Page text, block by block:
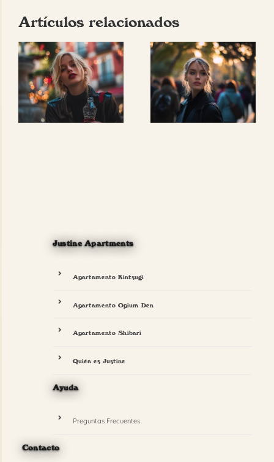
Artículos relacionados
Justine Apartments
Apartamento Kintsugi
Apartamento Opium Den
Apartamento Shibari
Quién es Justine
Ayuda
Preguntas Frecuentes
Contacto